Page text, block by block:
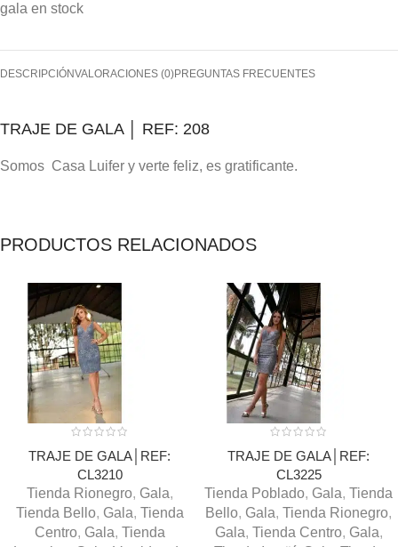
gala en stock
DESCRIPCIÓNVALORACIONES (0)PREGUNTAS FRECUENTES
TRAJE DE GALA │ REF: 208
Somos Casa Luifer y verte feliz, es gratificante.
PRODUCTOS RELACIONADOS
TRAJE DE GALA│REF:
CL3210
Tienda Rionegro, Gala,
Tienda Bello, Gala, Tienda
Centro, Gala, Tienda
TRAJE DE GALA│REF:
CL3225
Tienda Poblado, Gala, Tienda
Bello, Gala, Tienda Rionegro,
Gala, Tienda Centro, Gala,